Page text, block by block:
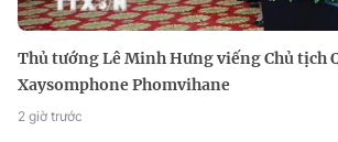
Thủ tướng Lê Minh Hưng viếng Chủ tịch
Xaysomphone Phomvihane
2 giờ trước